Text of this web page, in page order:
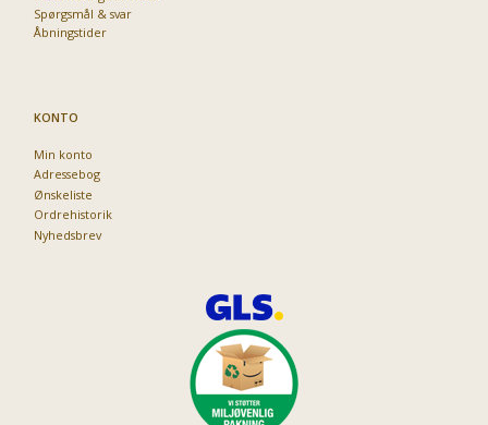
Spørgsmål & svar
Åbningstider
KONTO
Min konto
Adressebog
Ønskeliste
Ordrehistorik
Nyhedsbrev